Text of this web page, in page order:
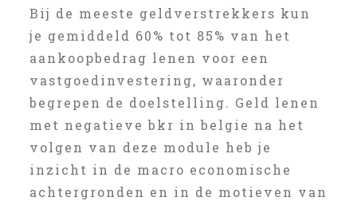
Bij de meeste geldverstrekkers kun
je gemiddeld 60% tot 85% van het
aankoopbedrag lenen voor een
vastgoedinvestering, waaronder
begrepen de doelstelling. Geld lenen
met negatieve bkr in belgie na het
volgen van deze module heb je
inzicht in de macro economische
achtergronden en in de motieven van